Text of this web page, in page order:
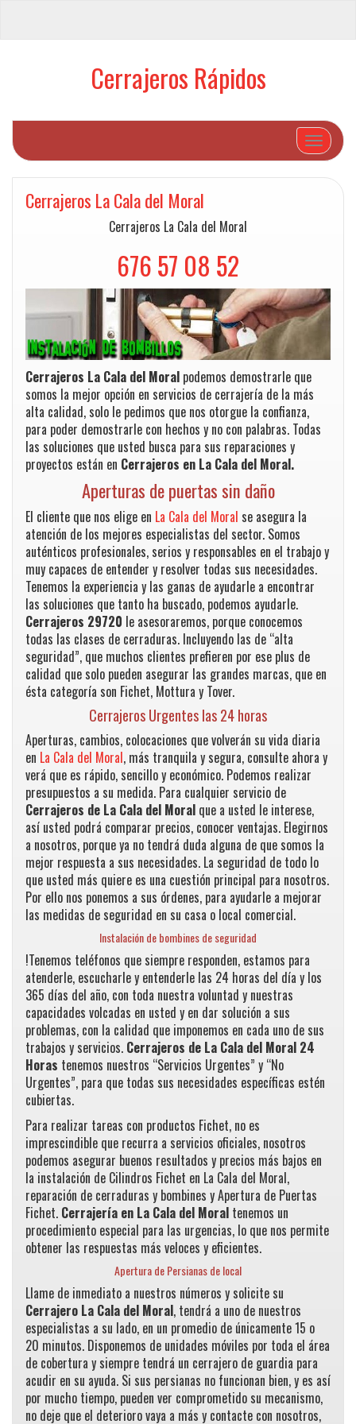
Cerrajeros Rápidos
Cerrajeros La Cala del Moral
Cerrajeros La Cala del Moral
676 57 08 52
Cerrajeros La Cala del Moral podemos demostrarle que
somos la mejor opción en servicios de cerrajería de la más
alta calidad, solo le pedimos que nos otorgue la confianza,
para poder demostrarle con hechos y no con palabras. Todas
las soluciones que usted busca para sus reparaciones y
proyectos están en Cerrajeros en La Cala del Moral.
Aperturas de puertas sin daño
El cliente que nos elige en La Cala del Moral se asegura la
atención de los mejores especialistas del sector. Somos
auténticos profesionales, serios y responsables en el trabajo y
muy capaces de entender y resolver todas sus necesidades.
Tenemos la experiencia y las ganas de ayudarle a encontrar
las soluciones que tanto ha buscado, podemos ayudarle.
Cerrajeros 29720 le asesoraremos, porque conocemos
todas las clases de cerraduras. Incluyendo las de “alta
seguridad”, que muchos clientes prefieren por ese plus de
calidad que solo pueden asegurar las grandes marcas, que en
ésta categoría son Fichet, Mottura y Tover.
Cerrajeros Urgentes las 24 horas
Aperturas, cambios, colocaciones que volverán su vida diaria
en La Cala del Moral, más tranquila y segura, consulte ahora y
verá que es rápido, sencillo y económico. Podemos realizar
presupuestos a su medida. Para cualquier servicio de
Cerrajeros de La Cala del Moral que a usted le interese,
así usted podrá comparar precios, conocer ventajas. Elegirnos
a nosotros, porque ya no tendrá duda alguna de que somos la
mejor respuesta a sus necesidades. La seguridad de todo lo
que usted más quiere es una cuestión principal para nosotros.
Por ello nos ponemos a sus órdenes, para ayudarle a mejorar
las medidas de seguridad en su casa o local comercial.
Instalación de bombines de seguridad
!Tenemos teléfonos que siempre responden, estamos para
atenderle, escucharle y entenderle las 24 horas del día y los
365 días del año, con toda nuestra voluntad y nuestras
capacidades volcadas en usted y en dar solución a sus
problemas, con la calidad que imponemos en cada uno de sus
trabajos y servicios. Cerrajeros de La Cala del Moral 24
Horas tenemos nuestros “Servicios Urgentes” y “No
Urgentes”, para que todas sus necesidades específicas estén
cubiertas.
Para realizar tareas con productos Fichet, no es
imprescindible que recurra a servicios oficiales, nosotros
podemos asegurar buenos resultados y precios más bajos en
la instalación de Cilindros Fichet en La Cala del Moral,
reparación de cerraduras y bombines y Apertura de Puertas
Fichet. Cerrajería en La Cala del Moral tenemos un
procedimiento especial para las urgencias, lo que nos permite
obtener las respuestas más veloces y eficientes.
Apertura de Persianas de local
Llame de inmediato a nuestros números y solicite su
Cerrajero La Cala del Moral, tendrá a uno de nuestros
especialistas a su lado, en un promedio de únicamente 15 o
20 minutos. Disponemos de unidades móviles por toda el área
de cobertura y siempre tendrá un cerrajero de guardia para
acudir en su ayuda. Si sus persianas no funcionan bien, y es así
por mucho tiempo, pueden ver comprometido su mecanismo,
no deje que el deterioro vaya a más y contacte con nosotros,